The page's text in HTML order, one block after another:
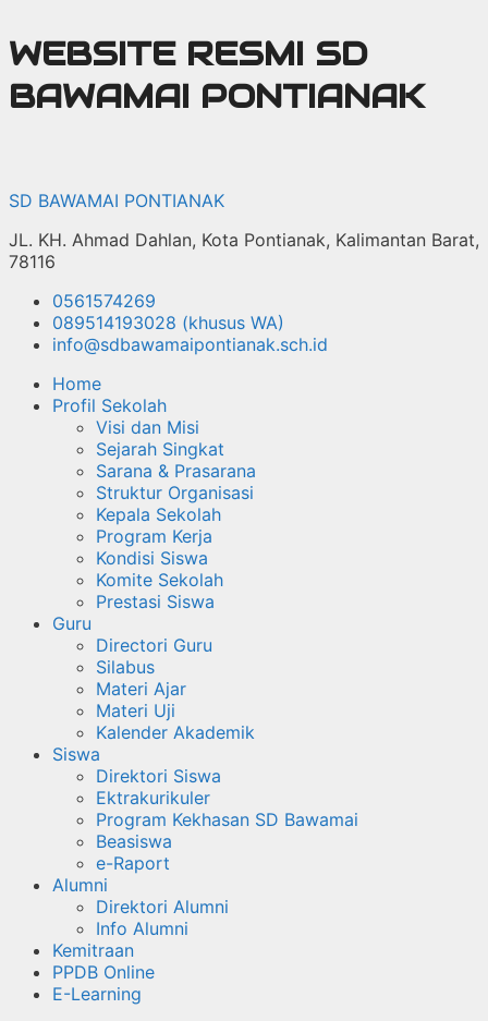
Langsung
ke
isi
WEBSITE RESMI SD
BAWAMAI PONTIANAK
SD BAWAMAI PONTIANAK
JL. KH. Ahmad Dahlan, Kota Pontianak, Kalimantan Barat,
78116
0561574269
089514193028 (khusus WA)
info@sdbawamaipontianak.sch.id
Home
Profil Sekolah
Visi dan Misi
Sejarah Singkat
Sarana & Prasarana
Struktur Organisasi
Kepala Sekolah
Program Kerja
Kondisi Siswa
Komite Sekolah
Prestasi Siswa
Guru
Directori Guru
Silabus
Materi Ajar
Materi Uji
Kalender Akademik
Siswa
Direktori Siswa
Ektrakurikuler
Program Kekhasan SD Bawamai
Beasiswa
e-Raport
Alumni
Direktori Alumni
Info Alumni
Kemitraan
PPDB Online
E-Learning